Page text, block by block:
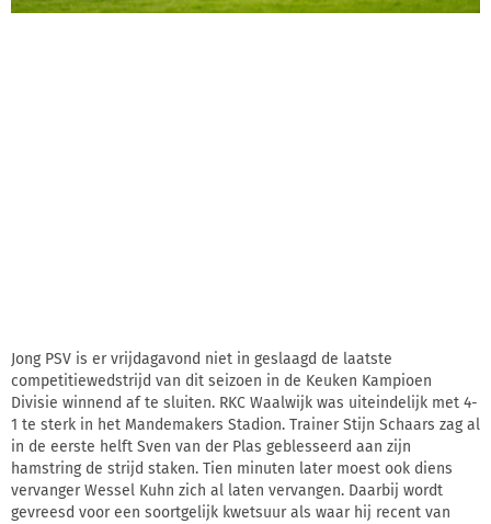
Jong PSV is er vrijdagavond niet in geslaagd de laatste
competitiewedstrijd van dit seizoen in de Keuken Kampioen
Divisie winnend af te sluiten. RKC Waalwijk was uiteindelijk met 4-
1 te sterk in het Mandemakers Stadion. Trainer Stijn Schaars zag al
in de eerste helft Sven van der Plas geblesseerd aan zijn
hamstring de strijd staken. Tien minuten later moest ook diens
vervanger Wessel Kuhn zich al laten vervangen. Daarbij wordt
gevreesd voor een soortgelijk kwetsuur als waar hij recent van